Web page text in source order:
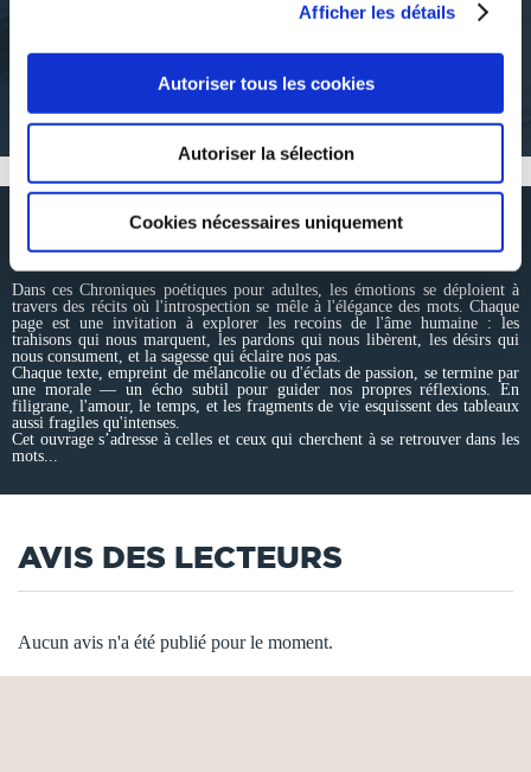
Afficher les détails
Autoriser tous les cookies
Autoriser la sélection
Cookies nécessaires uniquement
nouvelles-humoristiques
10€00
suspense
13€00
RÉSUMÉ
Dans ces Chroniques poétiques pour adultes, les émotions se déploient à
travers des récits où l'introspection se mêle à l'élégance des mots. Chaque
page est une invitation à explorer les recoins de l'âme humaine : les
trahisons qui nous marquent, les pardons qui nous libèrent, les désirs qui
nous consument, et la sagesse qui éclaire nos pas.
Chaque texte, empreint de mélancolie ou d'éclats de passion, se termine par
une morale — un écho subtil pour guider nos propres réflexions. En
filigrane, l'amour, le temps, et les fragments de vie esquissent des tableaux
aussi fragiles qu'intenses.
Cet ouvrage s’adresse à celles et ceux qui cherchent à se retrouver dans les
mots...
AVIS DES LECTEURS
Aucun avis n'a été publié pour le moment.